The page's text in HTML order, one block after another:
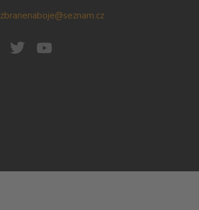
zbranenaboje@seznam.cz